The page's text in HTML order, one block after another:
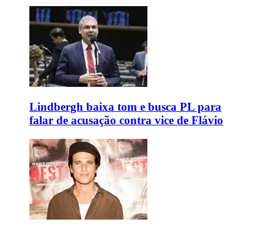
Lindbergh baixa tom e busca PL para
falar de acusação contra vice de Flávio